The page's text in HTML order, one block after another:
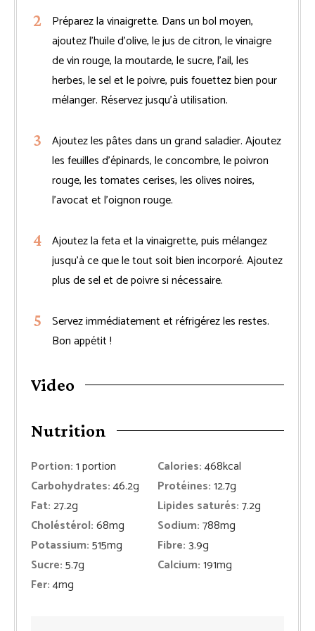
Préparez la vinaigrette. Dans un bol moyen,
ajoutez l’huile d’olive, le jus de citron, le vinaigre
de vin rouge, la moutarde, le sucre, l’ail, les
herbes, le sel et le poivre, puis fouettez bien pour
mélanger. Réservez jusqu’à utilisation.
Ajoutez les pâtes dans un grand saladier. Ajoutez
les feuilles d’épinards, le concombre, le poivron
rouge, les tomates cerises, les olives noires,
l’avocat et l’oignon rouge.
Ajoutez la feta et la vinaigrette, puis mélangez
jusqu’à ce que le tout soit bien incorporé. Ajoutez
plus de sel et de poivre si nécessaire.
Servez immédiatement et réfrigérez les restes.
Bon appétit !
Video
Nutrition
Portion:1portion Calories:468kcal
Carbohydrates:46.2g Protéines:12.7g
Fat:27.2g Lipides saturés:7.2g
Choléstérol:68mg Sodium:788mg
Potassium:515mg Fibre:3.9g
Sucre:5.7g Calcium:191mg
Fer:4mg